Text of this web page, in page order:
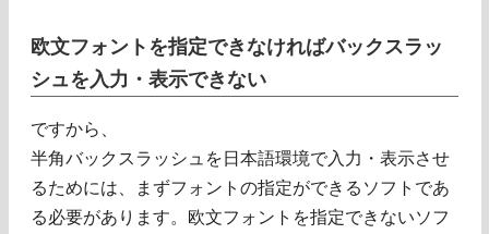
欧文フォントを指定できなければバックスラッ
シュを入力・表示できない
ですから、
半角バックスラッシュを日本語環境で入力・表示させ
るためには、まずフォントの指定ができるソフトであ
る必要があります。欧文フォントを指定できないソフ